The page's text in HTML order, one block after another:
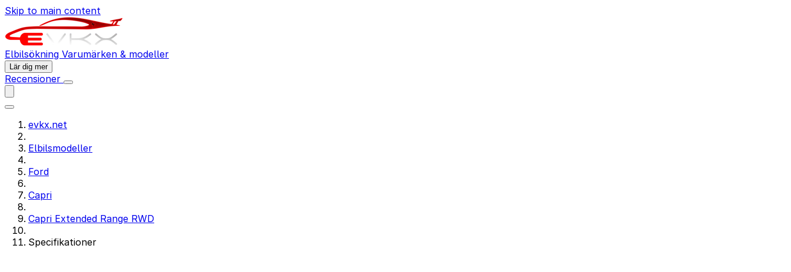
Skip to main content
Elbilsökning Varumärken & modeller
Lär dig mer
Recensioner
evkx.net
Elbilsmodeller
Ford
Capri
Capri Extended Range RWD
Specifikationer